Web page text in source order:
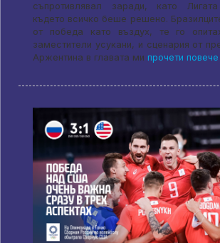
съпротивлявал заради, като
където всичко беше решено.
от победа като въздух, те го
заместители усукани, и сценария от
Аржентина в главата ми прочети